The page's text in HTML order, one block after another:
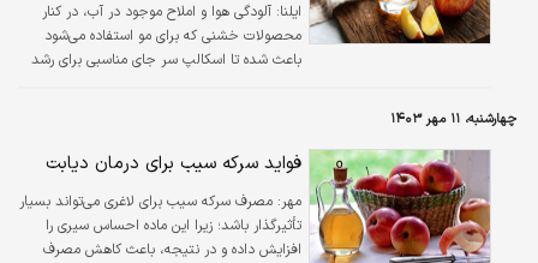
ایلنا: آلودگی هوا و املاح موجود در آب، در کنار
محصولات خشنی که برای مو استفاده می‌شود
باعث شده تا اسکالپ سر جای مناسبی برای رشد
چهارشنبه، ۱۱ مهر ۱۴۰۳
فواید سرکه سیب برای درمان دیابت
مهر: مصرف سرکه سیب برای لاغری می‌تواند بسیار
تأثیرگذار باشد؛ زیرا این ماده احساس سیری را
افزایش داده و در نتیجه، باعث کاهش مصرف